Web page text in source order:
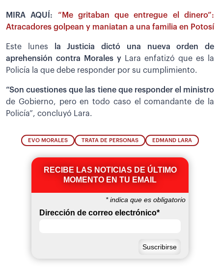
MIRA AQUÍ: “Me gritaban que entregue el dinero”:
Atracadores golpean y maniatan a una familia en Potosí
Este lunes la Justicia dictó una nueva orden de
aprehensión contra Morales y Lara enfatizó que es la
Policía la que debe responder por su cumplimiento.
“Son cuestiones que las tiene que responder el ministro
de Gobierno, pero en todo caso el comandante de la
Policía”, concluyó Lara.
EVO MORALES TRATA DE PERSONAS EDMAND LARA
RECIBE LAS NOTICIAS DE ÚLTIMO
MOMENTO EN TU EMAIL
*indica que es obligatorio
Dirección de correo electrónico*